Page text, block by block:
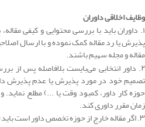
وظایف اخلاقی داوران
۱. داوران باید با بررسی محتوایی و کیفی
پذیرش یا رد مقاله کمک نموده و با ارسال
مقاله و مجله سهیم ‌باشند.
۲. داور انتخابی می‌بایست بلافاصله پس از
تصمیم خود در مورد پذیرش یا عدم پذیرش
حوزه کار داور، کمبود وقت یا ...) مطلع
زمان مقرر داوری کند.
۳. اگر مقاله خارج از حوزه تخصص داور است باید از ارزیابی آن امتناع ورزد.